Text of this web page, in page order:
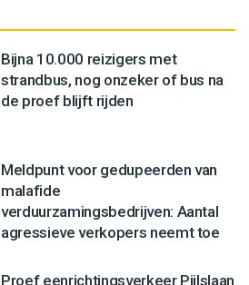
Bijna 10.000 reizigers met
strandbus, nog onzeker of bus na
de proef blijft rijden
Meldpunt voor gedupeerden van
malafide
verduurzamingsbedrijven: Aantal
agressieve verkopers neemt toe
Proef eenrichtingsverkeer Pijlslaan